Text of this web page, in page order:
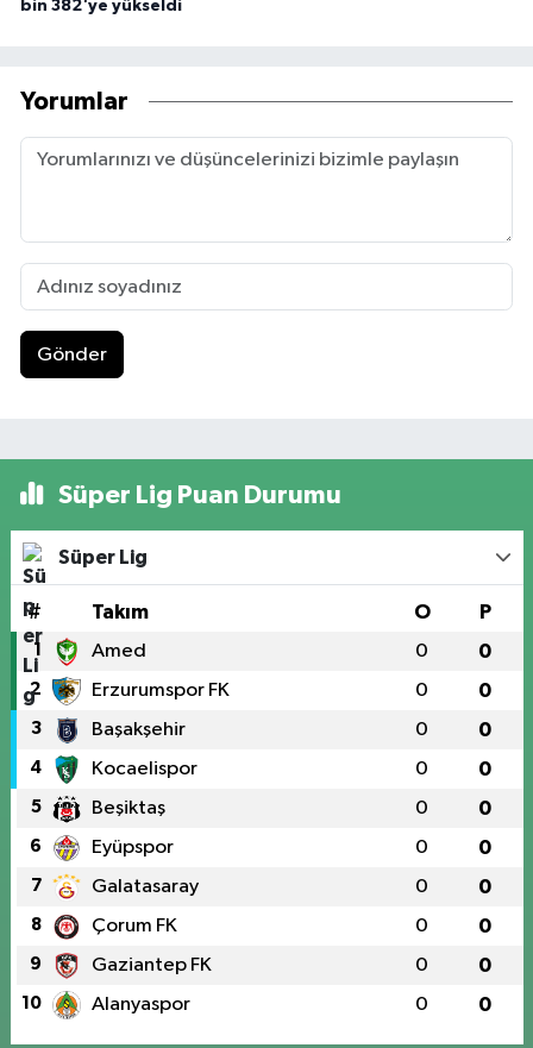
bin 382'ye yükseldi
Yorumlar
Gönder
Süper Lig Puan Durumu
Süper Lig
# Takım O P
1 Amed 0 0
2 Erzurumspor FK 0 0
3 Başakşehir 0 0
4 Kocaelispor 0 0
5 Beşiktaş 0 0
6 Eyüpspor 0 0
7 Galatasaray 0 0
8 Çorum FK 0 0
9 Gaziantep FK 0 0
10 Alanyaspor 0 0